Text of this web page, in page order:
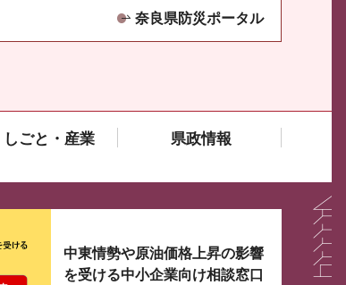
奈良県防災ポータル
しごと・産業 県政情報
情報が表示されるスライダーがあります。
中東情勢や原油価格上昇の影響
を受ける中小企業向け相談窓口